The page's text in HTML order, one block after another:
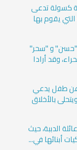
كسولة تدعى
يقوم بها
"حسن" و "سحر"
وقد أرادا
عن طفل يدعي
بالأخلاق
الدببة، حيث
أبنائها في...